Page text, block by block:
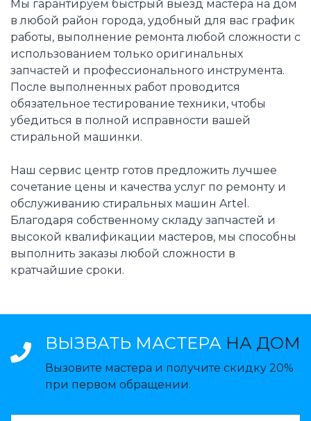
Мы гарантируем быстрый выезд мастера на дом
в любой район города, удобный для вас график
работы, выполнение ремонта любой сложности с
использованием только оригинальных
запчастей и профессионального инструмента.
После выполненных работ проводится
обязательное тестирование техники, чтобы
убедиться в полной исправности вашей
стиральной машинки.
Наш сервис центр готов предложить лучшее
сочетание цены и качества услуг по ремонту и
обслуживанию стиральных машин Artel.
Благодаря собственному складу запчастей и
высокой квалификации мастеров, мы способны
выполнить заказы любой сложности в
кратчайшие сроки.
ВЫЗВАТЬ МАСТЕРА НА ДОМ
Вызовите мастера и получите скидку 20%
при первом обращении.